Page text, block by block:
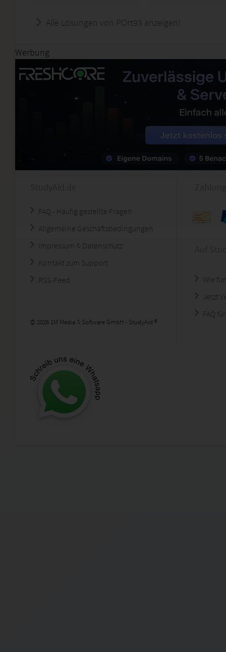
Alle Lösungen von POrt93 anzeigen!
Werbung
FAQ - Häufig gestellte Fragen
Allgemeine Geschäftsbedingungen
Impressum & Datenschutz
Kontakt zum Support
RSS-Feed
© 2026 1M Media & Software GmbH - StudyAid ®
Wie
Jetzt
FAQ